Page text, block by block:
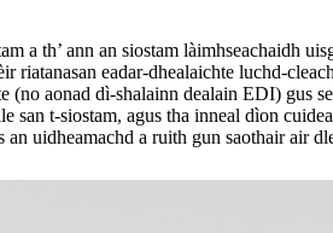
a th’ ann an siostam làimhseachaidh
riatanasan eadar-dhealaichte luchd-
(no aonad dì-shalainn dealain EDI) gus
san t-siostam, agus tha inneal dìon
an uidheamachd a ruith gun saothair air